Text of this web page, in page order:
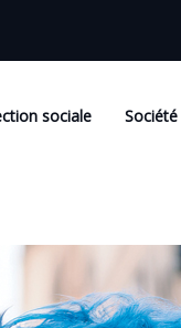
sociale Société